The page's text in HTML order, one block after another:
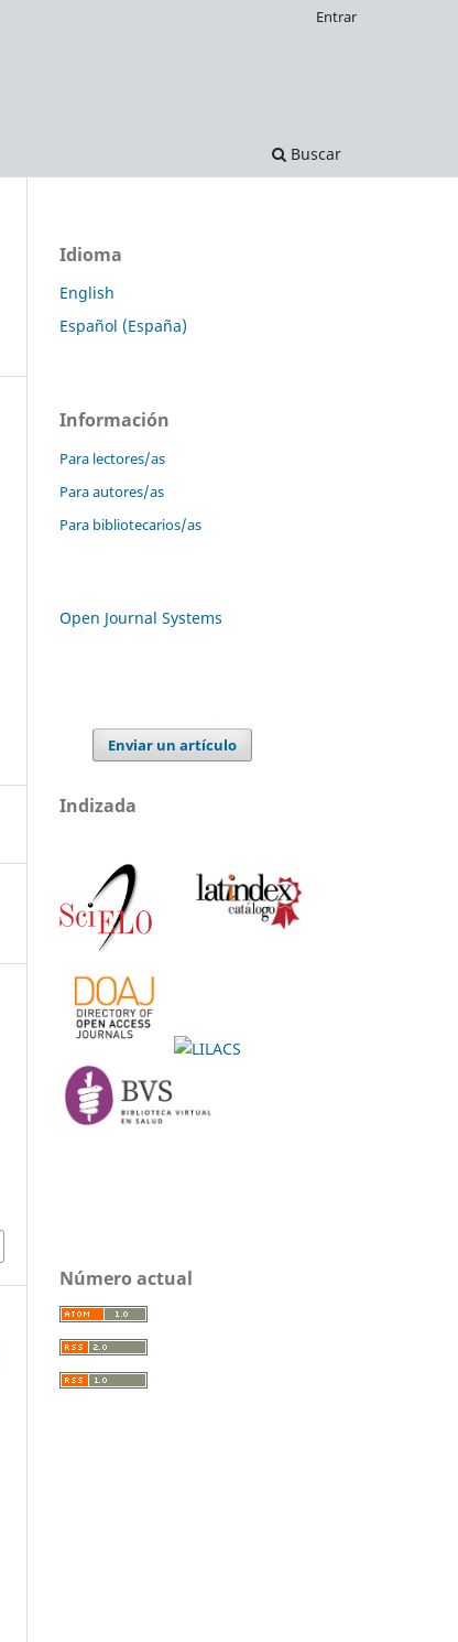
Buscar
Entrar
Idioma
English
Español (España)
Información
Para lectores/as
Para autores/as
Para bibliotecarios/as
Open Journal Systems
Enviar un artículo
Indizada
Número actual